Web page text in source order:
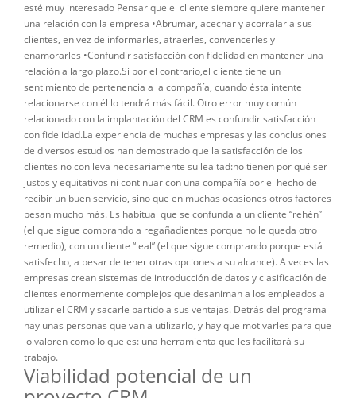
esté muy interesado Pensar que el cliente siempre quiere mantener
una relación con la empresa •Abrumar, acechar y acorralar a sus
clientes, en vez de informarles, atraerles, convencerles y
enamorarles •Confundir satisfacción con fidelidad en mantener una
relación a largo plazo.Si por el contrario,el cliente tiene un
sentimiento de pertenencia a la compañía, cuando ésta intente
relacionarse con él lo tendrá más fácil. Otro error muy común
relacionado con la implantación del CRM es confundir satisfacción
con fidelidad.La experiencia de muchas empresas y las conclusiones
de diversos estudios han demostrado que la satisfacción de los
clientes no conlleva necesariamente su lealtad:no tienen por qué ser
justos y equitativos ni continuar con una compañía por el hecho de
recibir un buen servicio, sino que en muchas ocasiones otros factores
pesan mucho más. Es habitual que se confunda a un cliente “rehén”
(el que sigue comprando a regañadientes porque no le queda otro
remedio), con un cliente “leal” (el que sigue comprando porque está
satisfecho, a pesar de tener otras opciones a su alcance). A veces las
empresas crean sistemas de introducción de datos y clasificación de
clientes enormemente complejos que desaniman a los empleados a
utilizar el CRM y sacarle partido a sus ventajas. Detrás del programa
hay unas personas que van a utilizarlo, y hay que motivarles para que
lo valoren como lo que es: una herramienta que les facilitará su
trabajo.
Viabilidad potencial de un